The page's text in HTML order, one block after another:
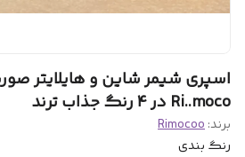
اسپری شیمر شاین و هایلایتر
Ri..moco در ۴ رنگ جذاب ترند
برند:Rimocoo
رنگ بندی